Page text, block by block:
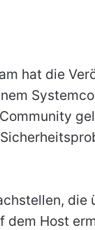
hat die
dem Host